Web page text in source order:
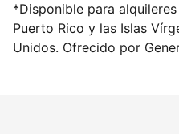
*Disponible para
Puerto Rico y las Islas
Unidos. Ofrecido por